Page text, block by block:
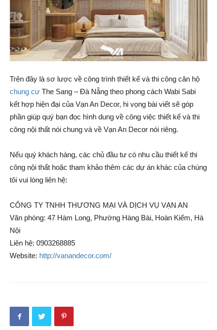
Trên đây là sơ lược về công trình thiết kế và thi công căn hộ
chung cư The Sang – Đà Nẵng theo phong cách Wabi Sabi
kết hợp hiện đại của Vạn An Decor, hi vọng bài viết sẽ góp
phần giúp quý bạn đọc hình dung về công việc thiết kế và thi
công nội thất nói chung và về Vạn An Decor nói riêng.
Nếu quý khách hàng, các chủ đầu tư có nhu cầu thiết kế thi
công nội thất hoặc tham khảo thêm các dự án khác của chúng
tôi vui lòng liên hệ:
CÔNG TY TNHH THƯƠNG MẠI VÀ DỊCH VỤ VẠN AN
Văn phòng: 47 Hàm Long, Phường Hàng Bài, Hoàn Kiếm, Hà
Nội
Liên hệ: 0903268885
Website: http://vanandecor.com/